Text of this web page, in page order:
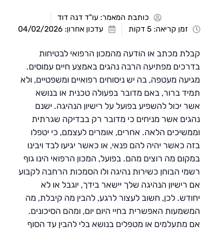
כותבת המאמר:עו"ד דנה דוד
זמן קריאה: 5 דקות
עדכון אחרון: 04/02/2026
קבלת מכתב או הודעה מהמכון הרפואי לבטיחות
בדרכים מפתיעה הרבה נהגים באמצע חיים עמוסים.
מגיעה מעטפה, בה יש ניסוחים רפואיים ומשפטיים, ולא
תמיד ברור, באם מדובר בפעולה טכנית או בנושא
אשר יכול להשפיע בפועל על רישיון הנהיגה. ישנם
נהגים אשר מניחים כי מדובר רק בבדיקה שגרתית
וממשיכים הלאה. אחרים, אומרים לעצמם, כי יטפלו
בזה כאשר יהיה להם פנאי, או כאשר יגיעו לבד ויבינו
במקום מה רוצים מהם. בפועל, המכון הרפואי הינו גוף
רשמי הבוחן כשירות נהיגה ולו הסמכות הרחבה לקבוע
אם רישיון הנהיגה שלך יישאר בידך, יוגבל או לא
יחודש. לכן, חשוב לעצור לרגע, להבין מה קיבלת, מה
המשמעות האפשרית בחיי היום יום, ומהם הסיכונים.
אם מתעלמים או מטפלים בנושא בלי להבין עד הסוף